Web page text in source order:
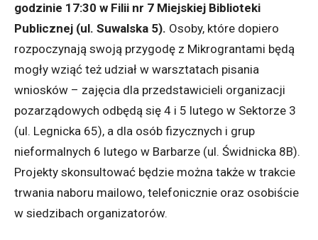
godzinie 17:30 w Filii nr 7 Miejskiej Biblioteki
Publicznej (ul. Suwalska 5). Osoby, które dopiero
rozpoczynają swoją przygodę z Mikrograntami będą
mogły wziąć też udział w warsztatach pisania
wniosków – zajęcia dla przedstawicieli organizacji
pozarządowych odbędą się 4 i 5 lutego w Sektorze 3
(ul. Legnicka 65), a dla osób fizycznych i grup
nieformalnych 6 lutego w Barbarze (ul. Świdnicka 8B).
Projekty skonsultować będzie można także w trakcie
trwania naboru mailowo, telefonicznie oraz osobiście
w siedzibach organizatorów.